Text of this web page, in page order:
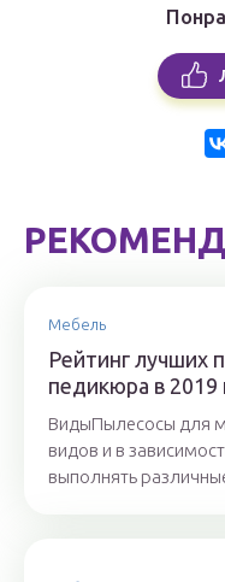
Мебель
Рейтинг лучших
педикюра в 2019
ВидыПылесосы для
видов и в
выполнять